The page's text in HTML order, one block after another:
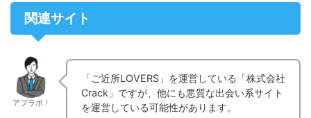
関連サイト
アプラボ！
「ご近所LOVERS」を運営している「株式会社
Crack」ですが、他にも悪質な出会い系サイト
を運営している可能性があります。